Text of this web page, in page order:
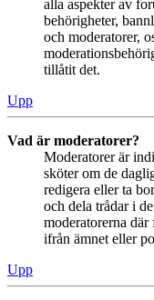
alla aspekter av
behörigheter,
och moderatorer,
tillåtit det.
Upp
Vad är moderatorer?
Moderatorer är
sköter om de
redigera eller ta
och dela trådar i
moderatorerna
ifrån ämnet eller
Upp